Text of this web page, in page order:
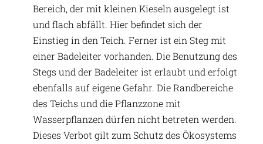
Bereich, der mit kleinen Kieseln ausgelegt ist
und flach abfällt. Hier befindet sich der
Einstieg in den Teich. Ferner ist ein Steg mit
einer Badeleiter vorhanden. Die Benutzung des
Stegs und der Badeleiter ist erlaubt und erfolgt
ebenfalls auf eigene Gefahr. Die Randbereiche
des Teichs und die Pflanzzone mit
Wasserpflanzen dürfen nicht betreten werden.
Dieses Verbot gilt zum Schutz des Ökosystems